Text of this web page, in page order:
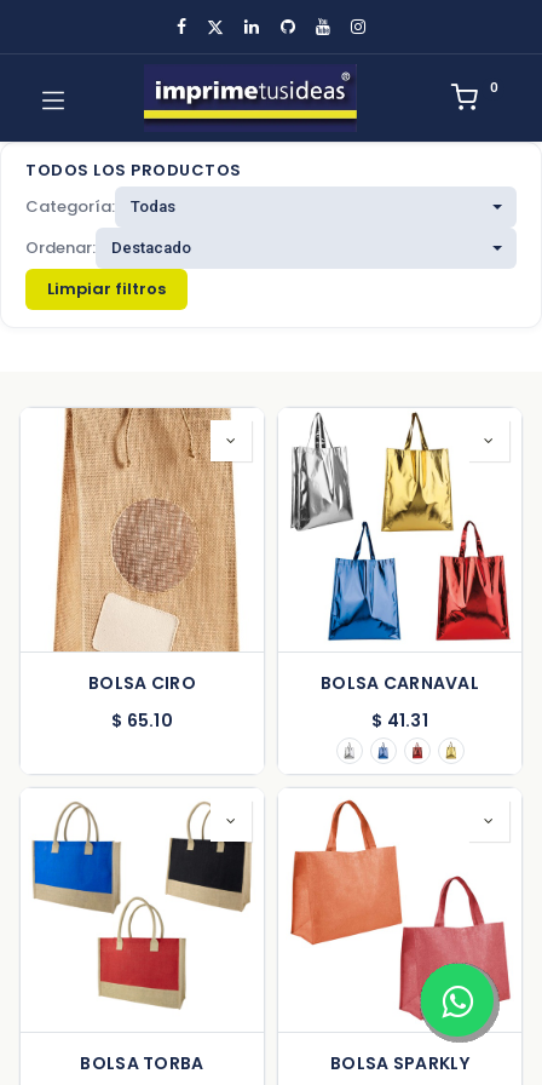
0
TODOS LOS PRODUCTOS
Categoría:
Ordenar:
Limpiar filtros
BOLSA CIRO
$ 65.10
BOLSA CARNAVAL
$ 41.31
BOLSA TORBA BOLSA SPARKLY